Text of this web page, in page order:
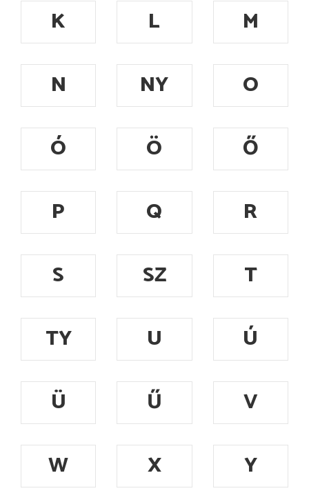
K L
M
N
NY
O
Ó
Ö
Ő
P
Q
R
S
SZ
T
TY
U
Ú
Ü
Ű
V
W
X
Y